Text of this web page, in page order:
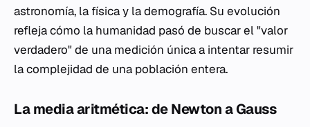
astronomía, la física y la demografía. Su evolución
refleja cómo la humanidad pasó de buscar el "valor
verdadero" de una medición única a intentar resumir
la complejidad de una población entera.
La media aritmética: de Newton a Gauss